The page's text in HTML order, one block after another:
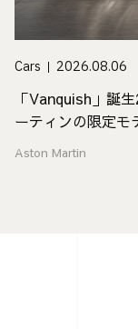
Cars 2026.08.06
「Vanquish」誕
ーティンの限定モ
Aston Martin